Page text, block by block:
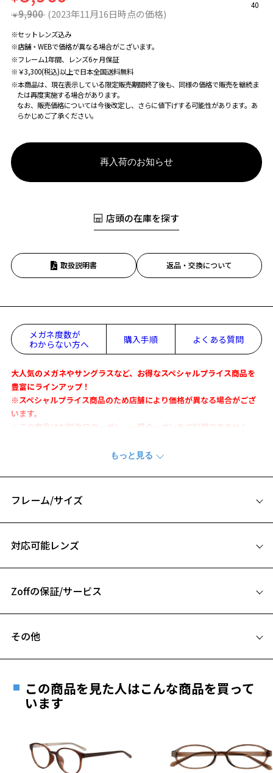
¥ 9,900 (2023年11月16日時点の価格)
40
お気に入りに追加済です。
お気に入りリストはこちら
※セットレンズ込み
※店舗・WEBで価格が異なる場合がこざいます。
※フレーム1年間、レンズ6ヶ月保証
※￥3,300(税込)以上で日本全国送料無料
※本商品は、現在表示している限定販売期間終了後も、同様の価格で販売を継続ま
たは再度実施する場合があります。
なお、販売価格については今後改定し、さらに値下げする可能性があります。あ
らかじめご了承ください。
再入荷のお知らせ
店頭の在庫を探す
取扱説明書 返品・交換について
メガネ度数が
わからない方へ
購入手順 よくある質問
大人気のメガネやサングラスなど、お得なスペシャルプライス商品を
豊富にラインアップ！
※スペシャルプライス商品のため店舗により価格が異なる場合がござ
います。
※この商品はお誕生日クーポン、一部クーポンをご利用できません。
さまざまなデザイン要素を盛り込み、シャープで知性的な表情を演出
立体的カッティングや造形的ディテールが知性的な表情を演出。
カッティングや直線的な表現を施し、ダイナミックな造形が織りなす
美しいデザインに仕上げました。
シンプルで長く使えるデザインでありながらも、少し尖った要素の入
カジュアルにはもちろん、スーツに合わせても、コーディネートのア
※この商品は一部店舗で販売している商品になります。
フレーム/サイズ
B ブリッジ(鼻部分)の横幅：15mm
対応可能レンズ
フレームとレンズの合計料金を知りたい方へ
Zoffの保証/サービス
安心1 フレーム１年間品質保証
きます。
※保証期間内に交換が行われた場合、保証期間は初期の期間から
その他
ご希望のお客さまは、「レンズ交換券」をお選びのうえ、
最寄りのZoff実店舗にてレンズをお買い求めください。
※サングラスやパッケージ品では「レンズ交換券」はお選び
談ください。
この商品を見た人はこんな商品を買って
います